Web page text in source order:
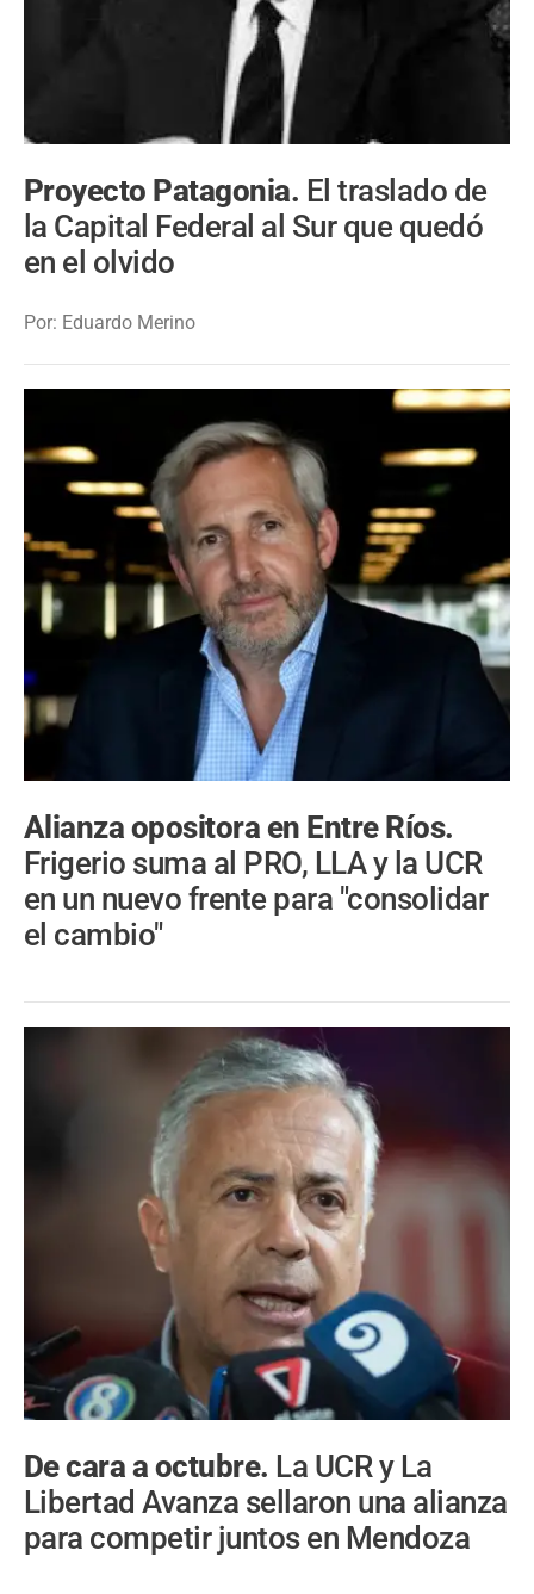
Proyecto Patagonia. El traslado de
la Capital Federal al Sur que quedó
en el olvido
Por: Eduardo Merino
Alianza opositora en Entre Ríos.
Frigerio suma al PRO, LLA y la UCR
en un nuevo frente para "consolidar
el cambio"
De cara a octubre. La UCR y La
Libertad Avanza sellaron una alianza
para competir juntos en Mendoza